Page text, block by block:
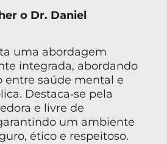
o Dr. Daniel
uma abordagem
integrada, abordando
entre saúde mental e
Destaca‑se pela
e livre de
um ambiente
ético e respeitoso.